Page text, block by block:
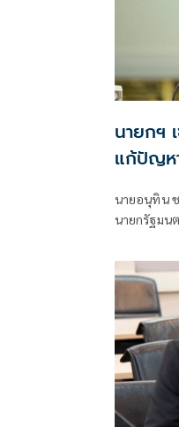
นายกฯ
แก้ปัญห
นายอนุทิน
นายกรัฐมน
(กรอ.) เมื่อ
ขับเคลื่อนเ
สถานการ
ตลอดจนเพื่
ทั้งส่วนกลา